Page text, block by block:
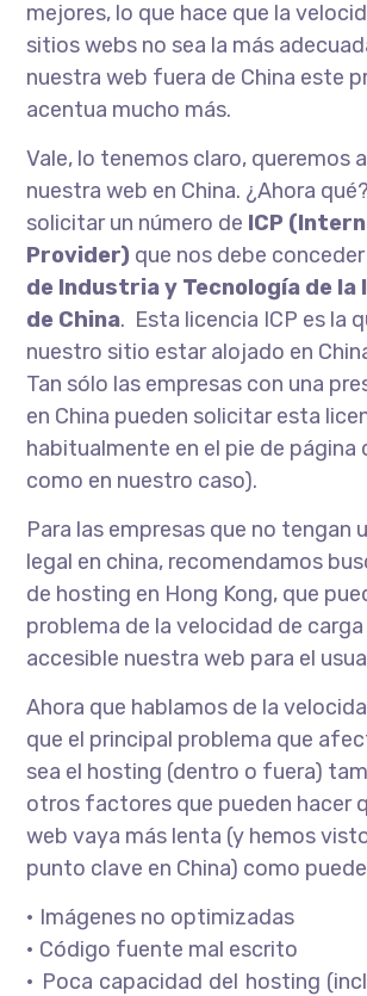
mejores, lo que hace que la
sitios webs no sea la más
nuestra web fuera de China este
acentua mucho más.
Vale, lo tenemos claro, queremos
nuestra web en China. ¿Ahora
solicitar un número de ICP
Provider) que nos debe conceder
de Industria y Tecnología de
de China. Esta licencia ICP es la
nuestro sitio estar alojado en
Tan sólo las empresas con una
en China pueden solicitar esta
habitualmente en el pie de página
como en nuestro caso).
Para las empresas que no tengan
legal en china, recomendamos
de hosting en Hong Kong, que
problema de la velocidad de
accesible nuestra web para el
Ahora que hablamos de la
que el principal problema que
sea el hosting (dentro o fuera)
otros factores que pueden hacer
web vaya más lenta (y hemos
punto clave en China) como
• Imágenes no optimizadas
• Código fuente mal escrito
• Poca capacidad del hosting